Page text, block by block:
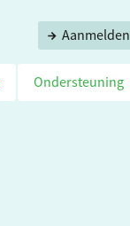
Aanmelden
Ondersteuning